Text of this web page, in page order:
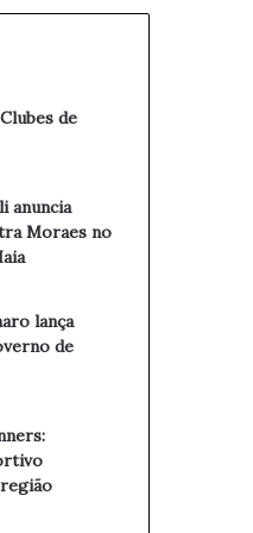
a
de
anuncia
Moraes no
lança
de